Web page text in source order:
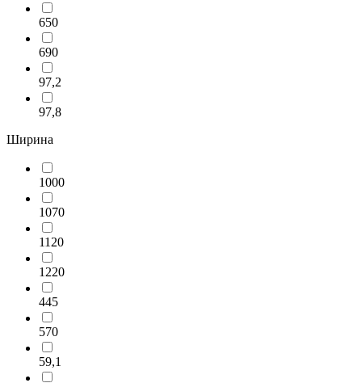
650
690
97,2
97,8
Ширина
1000
1070
1120
1220
445
570
59,1